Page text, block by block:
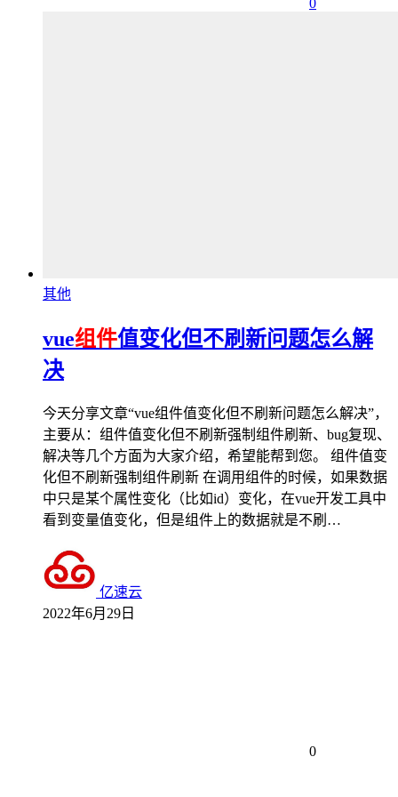
其他
vue组件值变化但不刷新问题怎么解
决
今天分享文章“vue组件值变化但不刷新问题怎么解决”，
主要从：组件值变化但不刷新强制组件刷新、bug复现、
解决等几个方面为大家介绍，希望能帮到您。 组件值变
化但不刷新强制组件刷新 在调用组件的时候，如果数据
中只是某个属性变化（比如id）变化，在vue开发工具中
看到变量值变化，但是组件上的数据就是不刷…
亿速云
2022年6月29日
0